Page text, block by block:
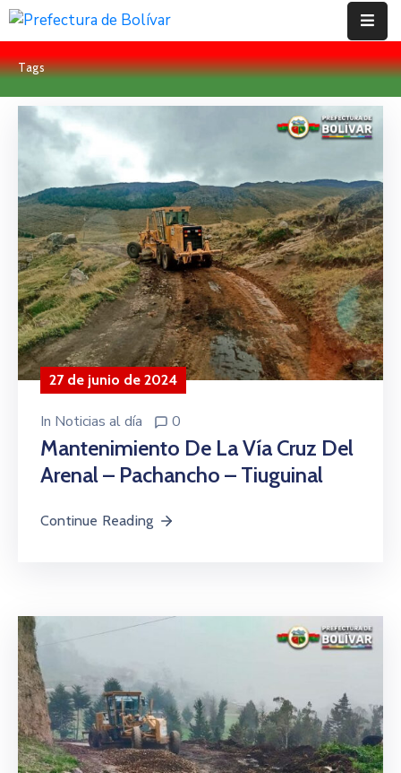
Inicio
Institución
Bolívar
Proyectos
Rendición
De
Cuentas
Transparencia
Contácto
Tags
27 de junio de 2024
In Noticias al día 0
Mantenimiento De La Vía Cruz Del
Arenal – Pachancho – Tiuguinal
Continue Reading